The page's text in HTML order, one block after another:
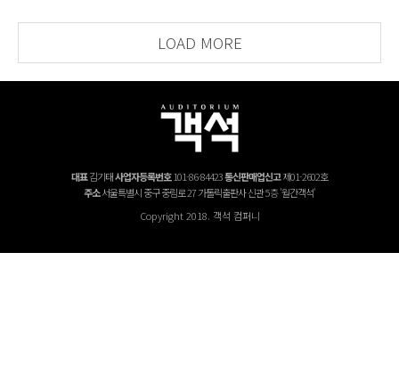
LOAD MORE
대표김기태사업자등록번호101-86-84423통신판매업신고제01-2602호
주소서울특별시 중구 중림로 27 가톨릭출판사 신관 5층 '월간객석'
Copyright 2018. 객석 컴퍼니